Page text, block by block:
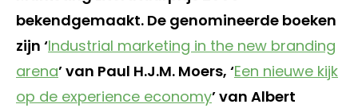
bekendgemaakt. De genomineerde boeken
zijn ‘Industrial marketing in the new branding
arena’ van Paul H.J.M. Moers, ‘Een nieuwe kijk
op de experience economy’ van Albert